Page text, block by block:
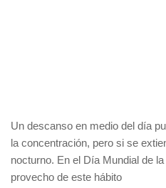
Un descanso en medio del día
la concentración, pero si se
nocturno. En el Día Mundial de
provecho de este hábito